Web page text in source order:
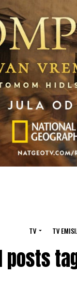
TV TV
posts